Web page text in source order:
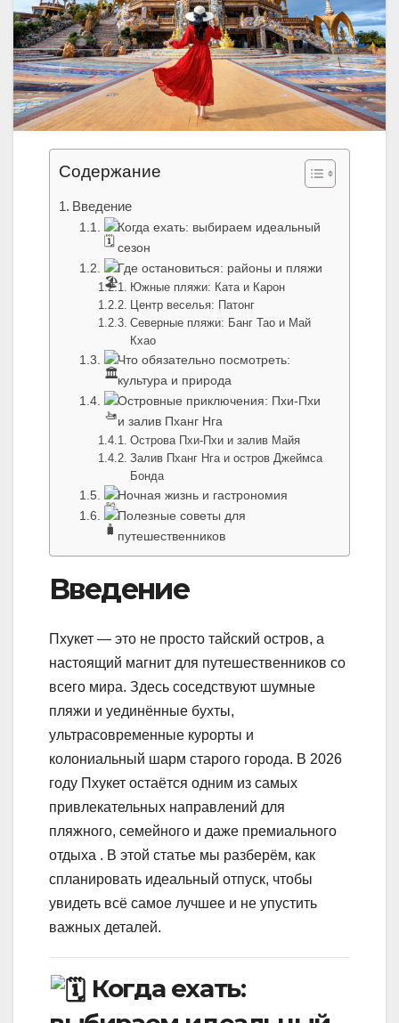
Содержание
Введение
Когда ехать: выбираем идеальный
сезон
Где остановиться: районы и пляжи
Южные пляжи: Ката и Карон
Центр веселья: Патонг
Северные пляжи: Банг Тао и Май
Кхао
Что обязательно посмотреть:
культура и природа
Островные приключения: Пхи-Пхи
и залив Пханг Нга
Острова Пхи-Пхи и залив Майя
Залив Пханг Нга и остров Джеймса
Бонда
Ночная жизнь и гастрономия
Полезные советы для
путешественников
Введение
Пхукет — это не просто тайский остров, а
настоящий магнит для путешественников со
всего мира. Здесь соседствуют шумные
пляжи и уединённые бухты,
ультрасовременные курорты и
колониальный шарм старого города. В 2026
году Пхукет остаётся одним из самых
привлекательных направлений для
пляжного, семейного и даже премиального
отдыха . В этой статье мы разберём, как
спланировать идеальный отпуск, чтобы
увидеть всё самое лучшее и не упустить
важных деталей.
Когда ехать: